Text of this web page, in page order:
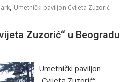
, Umetnički paviljon Cvijeta Zuzorić
Zuzorić“ u Beogradu
Umetnički paviljon